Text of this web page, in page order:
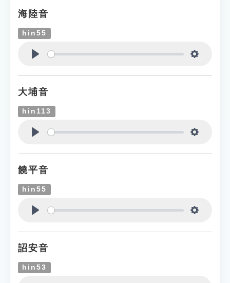
海陸音
hin55
大埔音
hin113
饒平音
hin55
詔安音
hin53